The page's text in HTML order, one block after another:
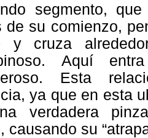
segmento,
de su comienzo,
y cruza
Aquí
Esta
ya que en esta
verdadera
causando su